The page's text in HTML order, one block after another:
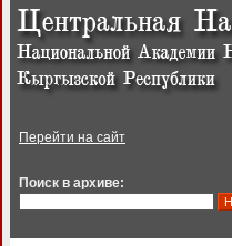
Перейти на сайт
Поиск в архиве: